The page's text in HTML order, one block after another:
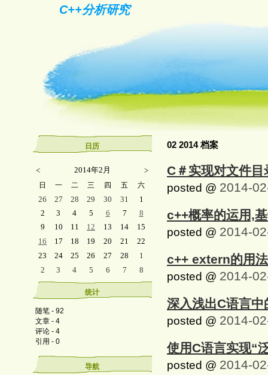
C++分析研究
日历
< 2014年2月 >
日 一 二 三 四 五 六
26 27 28 29 30 31
1
2
3 4 5 6 7
8
9
10 11 12 13 14
15
16
17 18 19 20 21
22
23
24 25 26 27 28
1
2
3 4 5 6 7 8
统计
随笔 - 92
文章 - 4
评论 - 4
引用 - 0
导航
02 2014 档案
C＃实现对文件
posted @ 2014-
c++概率的运用,
posted @ 2014-
c++ extern的用
posted @ 2014-
深入浅出C语言中
posted @ 2014-
使用C语言实现“
posted @ 2014-